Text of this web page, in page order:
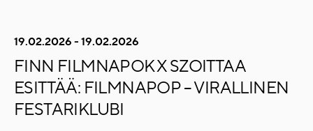
19.02.2026 - 19.02.2026
FINN FILMNAPOK X SZOITTAA
ESITTÄÄ: FILMNAPOP – VIRALLINEN
FESTARIKLUBI